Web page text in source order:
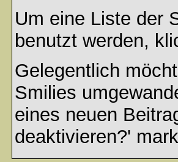
Um eine Liste der
benutzt werden,
Gelegentlich
Smilies
eines neuen
deaktivieren?'